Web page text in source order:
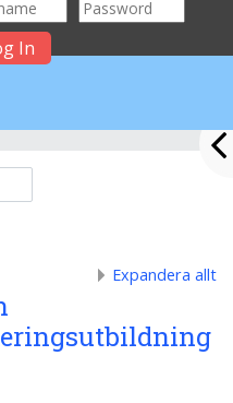
In
Expandera allt